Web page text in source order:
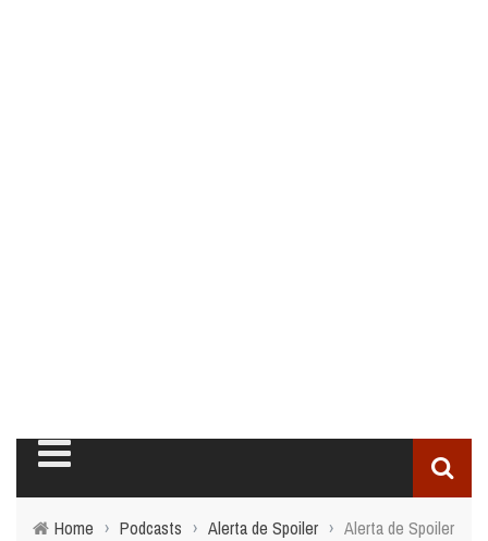
Home › Podcasts › Alerta de Spoiler › Alerta de Spoiler